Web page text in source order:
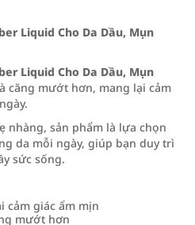
Liquid Cho Da Dầu, Mụn
Liquid Cho Da Dầu, Mụn
căng mướt hơn, mang lại cảm
nhàng, sản phẩm là lựa chọn
da mỗi ngày, giúp bạn duy trì
sức sống.
cảm giác ẩm mịn
mướt hơn